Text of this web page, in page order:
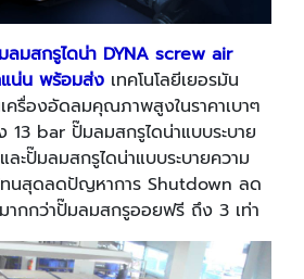
มสกรูไดน่า DYNA screw air
น่น พร้อมส่ง เทคโนโลยีเยอรมัน
ครื่องอัดลมคุณภาพสูงในราคาเบาๆ
bar ปั๊มลมสกรูไดน่าแบบระบาย
ะปั๊มลมสกรูไดน่าแบบระบายความ
ทนสุดลดปัญหาการ Shutdown ลด
มากกว่าปั๊มลมสกรูออยฟรี ถึง 3 เท่า